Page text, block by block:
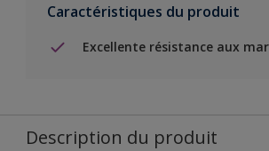
Caractéristiques du produit
Excellente résistance aux
Description du produit